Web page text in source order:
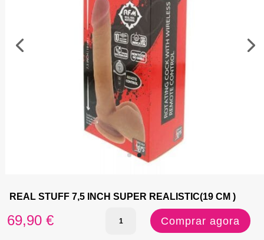
REAL STUFF 7,5 INCH SUPER REALISTIC(19 CM )
69,90 €
Quantidade
Comprar agora